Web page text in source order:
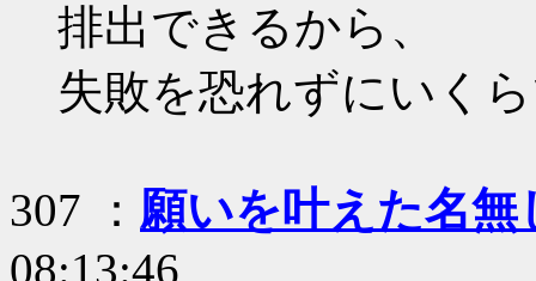
排出できるから、
失敗を恐れずにいく
307 ： 願いを叶えた名無
08:13:46